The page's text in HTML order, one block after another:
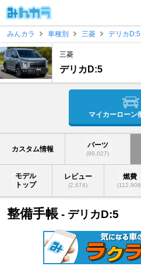
みんカラ
車種別 三菱 デリカD:5
三菱
デリカD:5
マイカーローン
カスタム情報 パーツ
(99,027)
モデル
トップ
レビュー
(2,674)
燃費
整備手帳 - デリカD:5